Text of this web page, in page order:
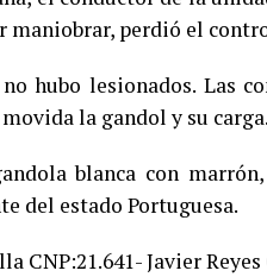
maniobrar, perdió el
hubo lesionados. Las
la gandol y su carga.
blanca con
del estado Portuguesa.
CNP:21.641- Javier